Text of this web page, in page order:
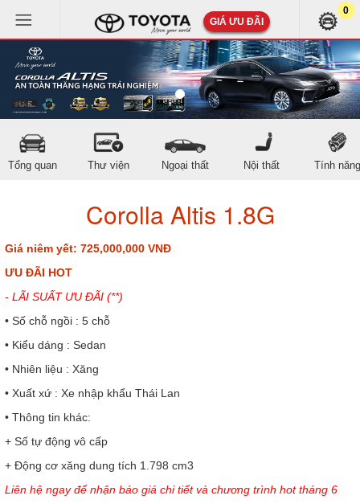
GIÁ ƯU ĐÃI
0
Tổng quan Thư viện Ngoại thất Nội thất Tính năng
Corolla Altis 1.8G
Giá niêm yết: 725,000,000 VNĐ
ƯU ĐÃI HOT
- LÃI SUẤT ƯU ĐÃI (**)
• Số chỗ ngồi : 5 chỗ
• Kiểu dáng : Sedan
• Nhiên liệu : Xăng
• Xuất xứ : Xe nhập khẩu Thái Lan
• Thông tin khác:
+ Số tự động vô cấp
+ Động cơ xăng dung tích 1.798 cm3
Liên hệ ngay để nhận báo giá chi tiết và chương trình hot tháng 6